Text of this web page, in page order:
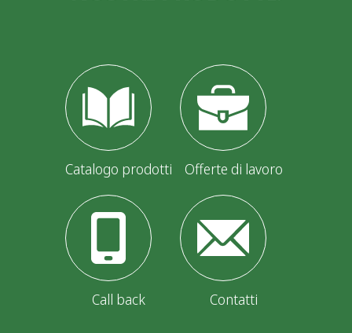
Catalogo prodotti Offerte di lavoro
Call back Contatti